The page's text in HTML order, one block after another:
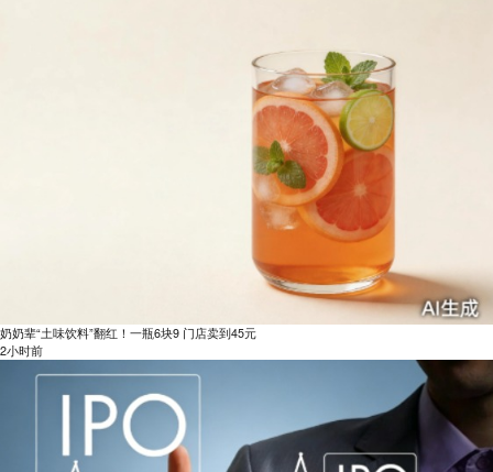
奶奶辈“土味饮料”翻红！一瓶6块9 门店卖到45元
2小时前